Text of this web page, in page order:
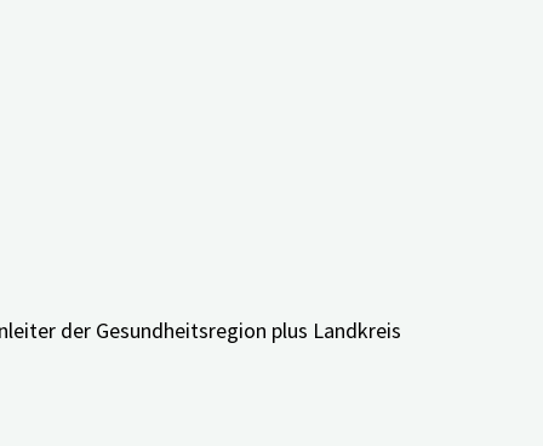
aufgebaut, um den Langzeitverlauf
zur Versorgung von
anderen wird digiDEM Bayern eine
der Gesundheitsregion plus Landkreis